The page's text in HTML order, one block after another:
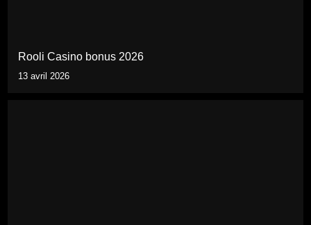
Rooli Casino bonus 2026
13 avril 2026